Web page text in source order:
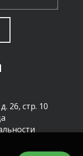
26, стр. 10